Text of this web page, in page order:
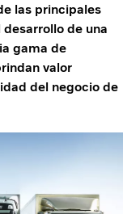
las principales
de una
gama de
valor
del negocio de